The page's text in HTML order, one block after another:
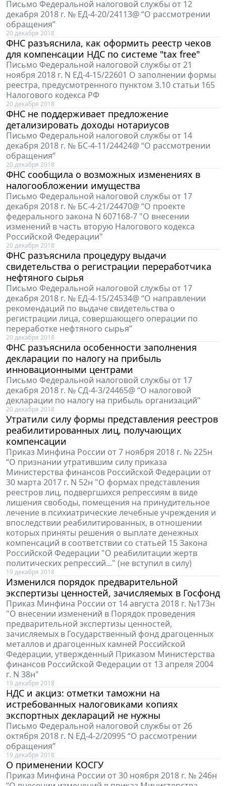
Письмо Федеральной налоговой службы от 12
декабря 2018 г. № ЕД-4-20/24113@ “О рассмотрении
обращения”
20 декабря 2018
ФНС разъяснила, как оформить реестр чеков
для компенсации НДС по системе "tax free"
Письмо Федеральной налоговой службы от 21
ноября 2018 г. N ЕД-4-15/22601 О заполнении формы
реестра, предусмотренного пунктом 3.10 статьи 165
Налогового кодекса РФ
20 декабря 2018
ФНС не поддерживает предложение
детализировать доходы нотариусов
Письмо Федеральной налоговой службы от 14
декабря 2018 г. № БС-4-11/24424@ “О рассмотрении
обращения”
20 декабря 2018
ФНС сообщила о возможных изменениях в
налогообложении имущества
Письмо Федеральной налоговой службы от 17
декабря 2018 г. № БС-4-21/24470@ “О проекте
федерального закона N 607168-7 "О внесении
изменений в часть вторую Налогового кодекса
Российской Федерации"
20 декабря 2018
ФНС разъяснила процедуру выдачи
свидетельства о регистрации переработчика
нефтяного сырья
Письмо Федеральной налоговой службы от 17
декабря 2018 г. № ЕД-4-15/24534@ “О направлении
рекомендаций по выдаче свидетельства о
регистрации лица, совершающего операции по
переработке нефтяного сырья”
20 декабря 2018
ФНС разъяснила особенности заполнения
декларации по налогу на прибыль
инновационными центрами
Письмо Федеральной налоговой службы от 17
декабря 2018 г. № СД-4-3/24465@ “О налоговой
декларации по налогу на прибыль организаций”
20 декабря 2018
Утратили силу формы представления реестров
реабилитированных лиц, получающих
компенсации
Приказ Минфина России от 7 ноября 2018 г. № 225н
“О признании утратившим силу приказа
Министерства финансов Российской Федерации от
30 марта 2017 г. N 52н "О формах представления
реестров лиц, подвергшихся репрессиям в виде
лишения свободы, помещения на принудительное
лечение в психиатрические лечебные учреждения и
впоследствии реабилитированных, в отношении
которых приняты решения о выплате денежных
компенсаций в соответствии со статьей 15 Закона
Российской Федерации "О реабилитации жертв
политических репрессий..." (не вступил в силу)
19 декабря 2018
Изменился порядок предварительной
экспертизы ценностей, зачисляемых в Госфонд
Приказ Минфина России от 14 августа 2018 г. №173н
"О внесении изменений в Порядок проведения
предварительной экспертизы ценностей,
зачисляемых в Государственный фонд драгоценных
металлов и драгоценных камней Российской
Федерации, утвержденный Приказом Министерства
финансов Российской Федерации от 13 апреля 2004
г. N 38н"
19 декабря 2018
НДС и акциз: отметки таможни на
истребованных налоговиками копиях
экспортных деклараций не нужны
Письмо Федеральной налоговой службы от 26
октября 2018 г. N ЕД-4-2/20995 “О рассмотрении
обращения”
19 декабря 2018
О применении КОСГУ
Приказ Минфина России от 30 ноября 2018 г. № 246н